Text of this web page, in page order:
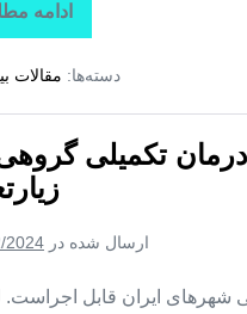
ادامه
+
در
دسته‌ها: مقالات
درمان تکمیلی
ارسال شده در 2024
شهرهای ایران قابل اجراست.